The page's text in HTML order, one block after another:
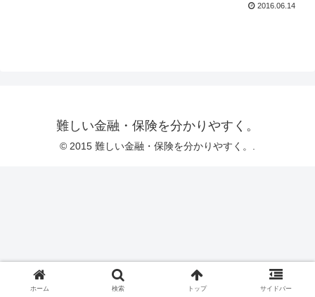
2016.06.14
難しい金融・保険を分かりやすく。
© 2015 難しい金融・保険を分かりやすく。.
ホーム 検索 トップ サイドバー